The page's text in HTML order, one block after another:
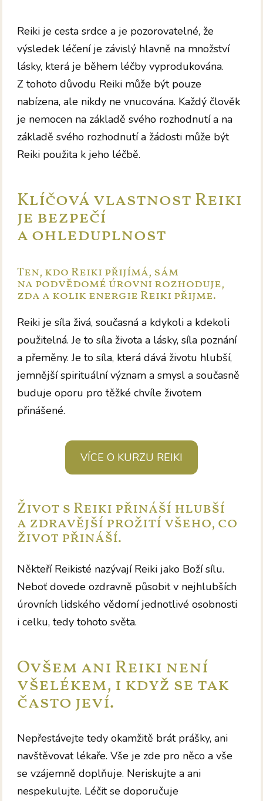
Reiki je cesta srdce a je pozorovatelné, že
výsledek léčení je závislý hlavně na množství
lásky, která je během léčby vyprodukována.
Z tohoto důvodu Reiki může být pouze
nabízena, ale nikdy ne vnucována. Každý člověk
je nemocen na základě svého rozhodnutí a na
základě svého rozhodnutí a žádosti může být
Reiki použita k jeho léčbě.
Klíčová vlastnost Reiki
je bezpečí
a ohleduplnost
Ten, kdo Reiki přijímá, sám
na podvědomé úrovni rozhoduje,
zda a kolik energie Reiki přijme.
Reiki je síla živá, současná a kdykoli a kdekoli
použitelná. Je to síla života a lásky, síla poznání
a přeměny. Je to síla, která dává životu hlubší,
jemnější spirituální význam a smysl a současně
buduje oporu pro těžké chvíle životem
přinášené.
VÍCE O KURZU REIKI
Život s Reiki přináší hlubší
a zdravější prožití všeho, co
život přináší.
Někteří Reikisté nazývají Reiki jako Boží sílu.
Neboť dovede ozdravně působit v nejhlubších
úrovních lidského vědomí jednotlivé osobnosti
i celku, tedy tohoto světa.
Ovšem ani Reiki není
všelékem, i když se tak
často jeví.
Nepřestávejte tedy okamžitě brát prášky, ani
navštěvovat lékaře. Vše je zde pro něco a vše
se vzájemně doplňuje. Neriskujte a ani
nespekulujte. Léčit se doporučuje